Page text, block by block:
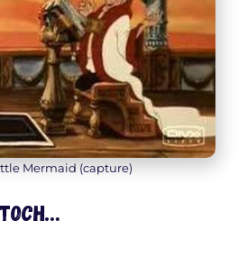
Mermaid (capture)